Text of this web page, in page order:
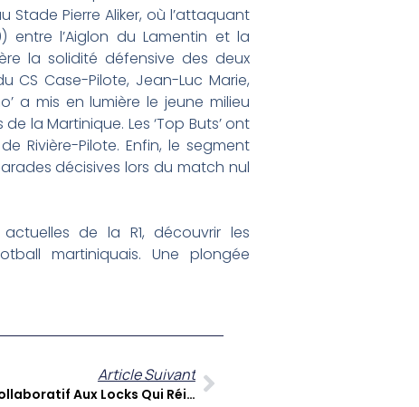
Stade Pierre Aliker, où l’attaquant
l’Aiglon du Lamentin et la
la solidité défensive des deux
CS Case-Pilote, Jean-Luc Marie,
a mis en lumière le jeune milieu
la Martinique. Les ‘Top Buts’ ont
Rivière-Pilote. Enfin, le segment
décisives lors du match nul
de la R1, découvrir les
martiniquais. Une plongée
Article Suivant
Philippe Rilos : Le Jardinier Collaboratif Aux Locks Qui Réinvente La Mode Éco-Responsable